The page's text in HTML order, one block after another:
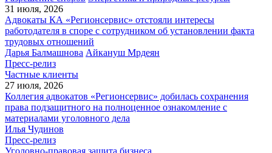
31 июля, 2026
Адвокаты КА «Регионсервис» отстояли интересы
работодателя в споре с сотрудником об установлении факта
трудовых отношений
Дарья Балмашнова Айкануш Мрдеян
Пресс-релиз
Частные клиенты
27 июля, 2026
Коллегия адвокатов «Регионсервис» добилась сохранения
права подзащитного на полноценное ознакомление с
материалами уголовного дела
Илья Чудинов
Пресс-релиз
Уголовно-правовая защита бизнеса